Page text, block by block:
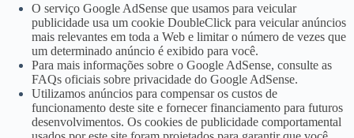
O serviço Google AdSense que usamos para veicular
publicidade usa um cookie DoubleClick para veicular anúncios
mais relevantes em toda a Web e limitar o número de vezes que
um determinado anúncio é exibido para você.
Para mais informações sobre o Google AdSense, consulte as
FAQs oficiais sobre privacidade do Google AdSense.
Utilizamos anúncios para compensar os custos de
funcionamento deste site e fornecer financiamento para futuros
desenvolvimentos. Os cookies de publicidade comportamental